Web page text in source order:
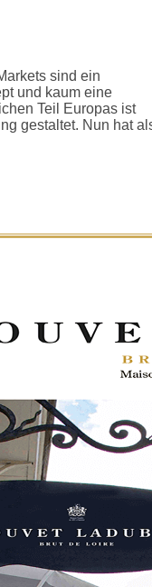
sind ein
und kaum eine
Teil Europas ist
gestaltet. Nun hat